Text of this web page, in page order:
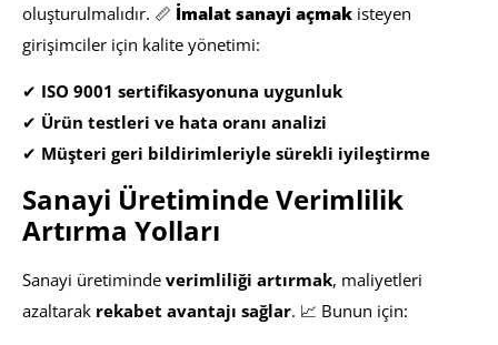
oluşturulmalıdır. 📏 İmalat sanayi açmak isteyen
girişimciler için kalite yönetimi:
✔ ISO 9001 sertifikasyonuna uygunluk
✔ Ürün testleri ve hata oranı analizi
✔ Müşteri geri bildirimleriyle sürekli iyileştirme
Sanayi Üretiminde Verimlilik
Artırma Yolları
Sanayi üretiminde verimliliği artırmak, maliyetleri
azaltarak rekabet avantajı sağlar. 📈 Bunun için: